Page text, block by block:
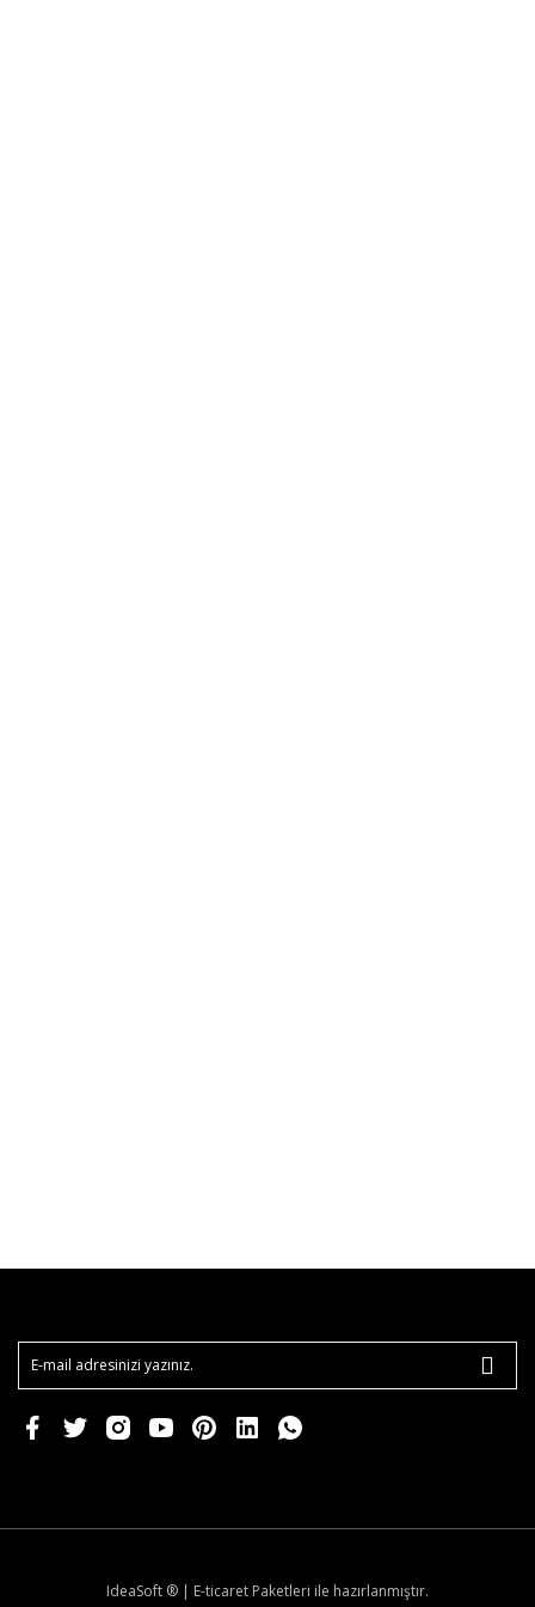
IdeaSoft ® | E-ticaret Paketleri ile hazırlanmıştır.